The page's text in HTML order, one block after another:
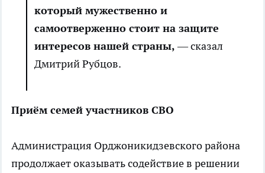
который мужественно и
самоотверженно стоит на защите
интересов нашей страны,— сказал
Дмитрий Рубцов.
Приём семей участников СВО
Администрация Орджоникидзевского района
продолжает оказывать содействие в решении